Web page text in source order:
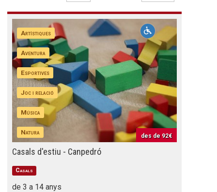
Artístiques
Aventura
Esportives
Joc i relació
Música
Natura des de 92€
Casals d'estiu - Canpedró
Casals
de 3 a 14 anys
Missió i valors
Els comptes clars
Memòria d'activitats
Proposta educativa
ACTUALITAT
Notícies
Butlletins
Diari de la Fundació
Fundesplai als mitjans